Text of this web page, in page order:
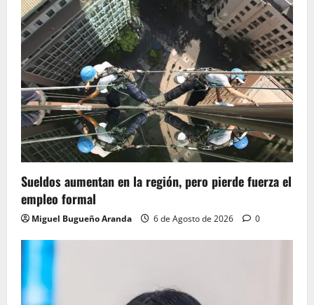
Sueldos aumentan en la región, pero pierde fuerza el
empleo formal
Miguel Bugueño Aranda 6 de Agosto de 2026 0